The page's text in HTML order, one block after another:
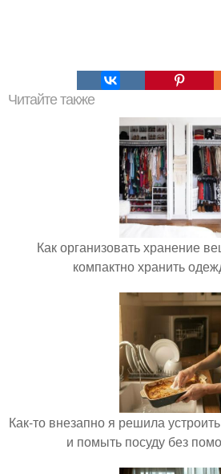
Читайте также
Как организовать хранение
компактно хранить
Как-то внезапно я решила
и помыть посуду без